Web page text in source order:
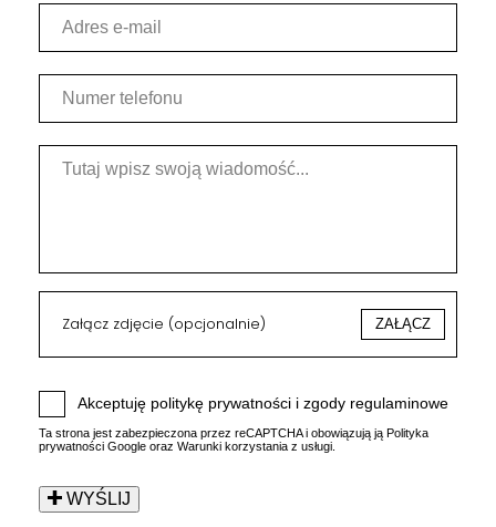
Załącz zdjęcie (opcjonalnie) ZAŁĄCZ
Akceptuję politykę prywatności i zgody regulaminowe
Ta strona jest zabezpieczona przez reCAPTCHA i obowiązują ją Polityka
prywatności Google oraz Warunki korzystania z usługi.
WYŚLIJ